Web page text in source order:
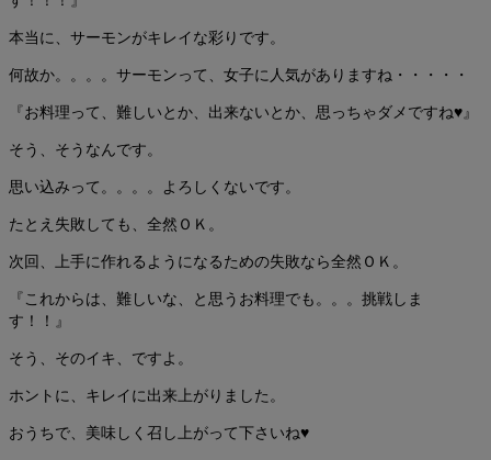
本当に、サーモンがキレイな彩りです。
何故か。。。。サーモンって、女子に人気がありますね・・・・・
『お料理って、難しいとか、出来ないとか、思っちゃダメですね♥』
そう、そうなんです。
思い込みって。。。。よろしくないです。
たとえ失敗しても、全然ＯＫ。
次回、上手に作れるようになるための失敗なら全然ＯＫ。
『これからは、難しいな、と思うお料理でも。。。挑戦しま
す！！』
そう、そのイキ、ですよ。
ホントに、キレイに出来上がりました。
おうちで、美味しく召し上がって下さいね♥